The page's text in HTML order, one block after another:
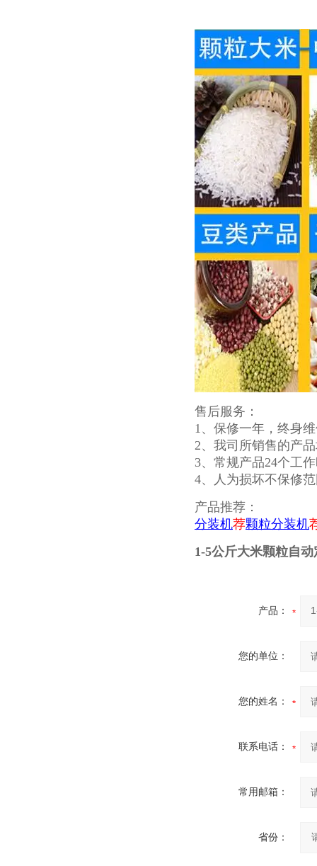
售后服务：
1、保修一年，终身
2、我司所销售的产
3、常规产品24个工
4、人为损坏不保修
产品推荐：
分装机荐颗粒分装机
1-5公斤大米颗粒自
产品：
您的单位：
您的姓名：
联系电话：
常用邮箱：
省份：